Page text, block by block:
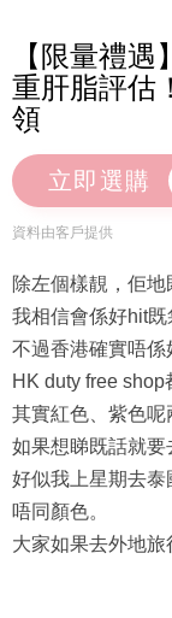
【限量禮
重肝脂評估
領
立即選購
資料由客戶提供
除左個樣靚，佢地
我相信會係好hit既
不過香港確實唔係
HK duty free shop
其實紅色、紫色呢
如果想睇既話就要
好似我上星期去泰
唔同顏色。
大家如果去外地旅